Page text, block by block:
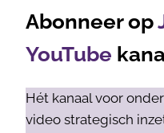
Abonneer op
YouTube
Hét kanaal voor
video strategisch